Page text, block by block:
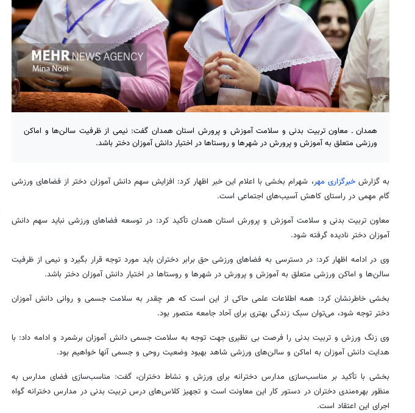
همدان ـ معاون تربیت بدنی و سلامت آموزش و پرورش استان همدان گفت: نیمی از ظرفیت سالن‌ها و اماکن
ورزشی متعلق به آموزش و پرورش در شهرها و روستاها در اختیار دانش آموزان دختر باشد.
به گزارشخبرگزاری مهر، شهرام بخشی با اعلام این خبر اظهار کرد: افزایش سهم دانش آموزان دختر از فضاهای ورزشی
گام مهمی در راستای کاهش آسیب‌های اجتماعی است.
معاون تربیت بدنی و سلامت آموزش و پرورش استان همدان تأکید کرد: در توسعه فضاهای ورزشی نباید سهم دانش
آموزان دختر نادیده گرفته شود.
وی در ادامه اظهار کرد: در دسترسی به فضاهای ورزشی حق برابر دختران باید مورد توجه قرار بگیرد و نیمی از ظرفیت
سالن‌ها و اماکن ورزشی متعلق به آموزش و پرورش در شهرها و روستاها در اختیار دانش آموزان دختر باشد.
بخشی خاطرنشان کرد: همه اطلاعات علمی حاکی از این است که هر چقدر به سلامت جسمی و روانی دانش آموزان
دختر توجه شود، می‌توان سبک زندگی بهتری برای آحاد جامعه متصور بود.
وی زنگ ورزش و تربیت بدنی را فرصت بی نظیری جهت توجه به سلامت جسمی دانش آموزان برشمرد و ادامه داد: با
هدایت دانش آموزان به اماکن و سالن‌های ورزشی شاهد بهبود وضعیت روحی و جسمی آنها خواهیم بود.
بخشی با تأکید بر مناسب‌سازی مدارس دخترانه برای ورزش و نشاط دختران، گفت: مناسب‌سازی فضای مدارس به
منظور بهره‌مندی دختران در دستور کار این معاونت است و تجهیز کلاس‌های درس تربیت بدنی در مدارس دخترانه گواه
اجرای این اعتقاد است.